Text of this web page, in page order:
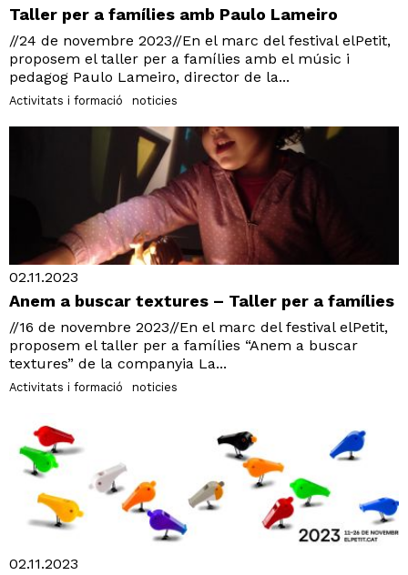
Taller per a famílies amb Paulo Lameiro
//24 de novembre 2023//En el marc del festival elPetit,
proposem el taller per a famílies amb el músic i
pedagog Paulo Lameiro, director de la...
Activitats i formació noticies
02.11.2023
Anem a buscar textures – Taller per a famílies
//16 de novembre 2023//En el marc del festival elPetit,
proposem el taller per a famílies “Anem a buscar
textures” de la companyia La...
Activitats i formació noticies
02.11.2023